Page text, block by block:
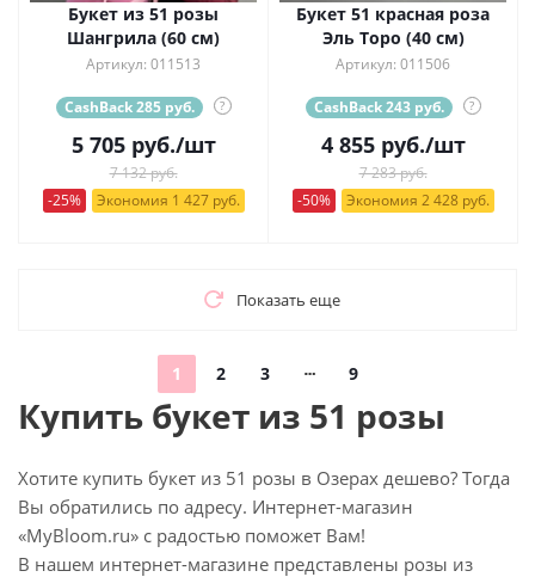
Букет из 51 розы
Шангрила (60 см)
Артикул: 011513
CashBack 285 руб. ?
5 705руб./шт
7 132 руб.
-25%
Экономия 1 427 руб.
Букет 51 красная роза
Эль Торо (40 см)
Артикул: 011506
CashBack 243 руб. ?
4 855руб./шт
7 283 руб.
-50%
Экономия 2 428 руб.
Показать еще
1 2 3 9
Купить букет из 51 розы
Хотите купить букет из 51 розы в Озерах дешево? Тогда
Вы обратились по адресу. Интернет-магазин
«MyBloom.ru» с радостью поможет Вам!
В нашем интернет-магазине представлены розы из